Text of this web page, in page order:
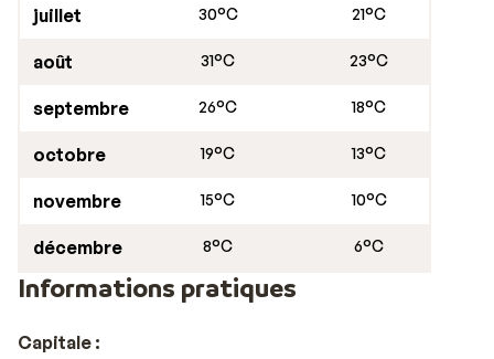
juillet 30°C 21°C
août 31°C 23°C
septembre 26°C 18°C
octobre 19°C 13°C
novembre 15°C 10°C
décembre 8°C 6°C
Informations pratiques
Capitale :